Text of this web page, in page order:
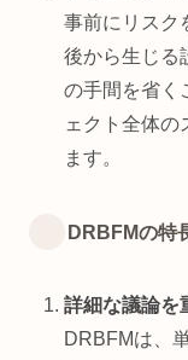
事前にリスク
後から生じる
の手間を省く
ェクト全体の
ます。
DRBFMの特
詳細な議論を
DRBFMは、